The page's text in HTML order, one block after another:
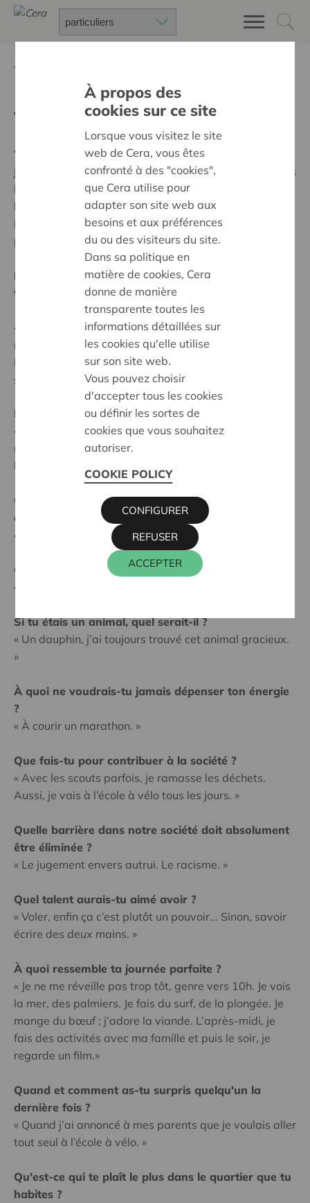
Victor - 13 ans
Victor termine sa première secondaire. Le 6 avril, ce
jeune coopérateur a été mis sous le feu des projecteurs
lors du showcase privé de Kid Noize dans le cadre de
la première édition du Cera on Tour. Le DJ star l’a
invité à monter sur scène pour un mix. Un événement
plutôt cool qu’il n’est pas près d’oublier !
Pour quelle raison peut-on toujours te tirer du lit en
t’appelant ?
« Ce n’est pas facile pour moi de sortir du lit, mais je
me lève pour faire des activités comme jouer à la
Playstation, regarder Netflix, faire du padel ou en
semaine aller à l’école. »
Pourquoi es-tu devenu coopérateur de Cera ?
« Ma maman et mon papa sont chez Cera, ma sœur et
moi aussi. C’est une histoire de famille, je trouve que
les activités proposées et les concours sont cools. »
Quel est l'ultime conseil en or ou le meilleur avis
que tu aies jamais reçu ?
« Croire en soi. »
Quel rêve souhaites-tu encore réaliser ?
« Je rêve depuis toujours d’aller dans l’espace. »
Si tu étais un animal, quel serait-il ?
« Un dauphin, j’ai toujours trouvé cet animal gracieux.
»
À quoi ne voudrais-tu jamais dépenser ton énergie
?
« À courir un marathon. »
Que fais-tu pour contribuer à la société ?
« Avec les scouts parfois, je ramasse les déchets.
Aussi, je vais à l’école à vélo tous les jours. »
Quelle barrière dans notre société doit absolument
être éliminée ?
« Le jugement envers autrui. Le racisme. »
Quel talent aurais-tu aimé avoir ?
« Voler, enfin ça c’est plutôt un pouvoir... Sinon, savoir
écrire des deux mains. »
À quoi ressemble ta journée parfaite ?
« Je ne me réveille pas trop tôt, genre vers 10h. Je vois
la mer, des palmiers. Je fais du surf, de la plongée. Je
mange du bœuf ; j’adore la viande. L’après-midi, je
fais des activités avec ma famille et puis le soir, je
regarde un film.»
Quand et comment as-tu surpris quelqu'un la
dernière fois ?
« Quand j’ai annoncé à mes parents que je voulais aller
tout seul à l’école à vélo. »
Qu'est-ce qui te plaît le plus dans le quartier que tu
habites ?
À propos des
cookies sur ce site
Lorsque vous visitez le site
web de Cera, vous êtes
confronté à des "cookies",
que Cera utilise pour
adapter son site web aux
besoins et aux préférences
du ou des visiteurs du site.
Dans sa politique en
matière de cookies, Cera
donne de manière
transparente toutes les
informations détaillées sur
les cookies qu'elle utilise
sur son site web.
Vous pouvez choisir
d'accepter tous les cookies
ou définir les sortes de
cookies que vous souhaitez
autoriser.
COOKIE POLICY
ACCEPTER
REFUSER
CONFIGURER